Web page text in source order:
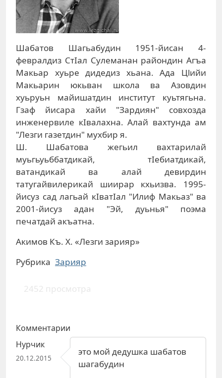
Шабатов Шагьабудин 1951-йисан 4-
февралдиз СтIал Сулеманан райондин Агъа
Макьар хуьре дидедиз хьана. Ада Цlийи
Макьарин юкьван школа ва Азовдин
хуьруьн майишатдин институт куьтягьна.
Гзаф йисара хайи "Зардиян" совхозда
инженервиле кIвалахна. Алай вахтунда ам
"Лезги газетдин" мухбир я.
Ш. Шабатова жегьил вахтарилай
муьгьуьббатдикай, тIебиатдикай,
ватандикай ва алай девирдин
татугайвилерикай шиирар кхьизва. 1995-
йисуз сад лагьай кIватIал "Илиф Макьаз" ва
2001-йисуз адан "Эй, дуьнья" поэма
печатдай акъатна.
Акимов Къ. Х. «Лезги зарияр»
Рубрика Зарияр
2452 просмотра
Комментарии
Нурчик
20.12.2015
это мой дедушка шабатов
шагабудин